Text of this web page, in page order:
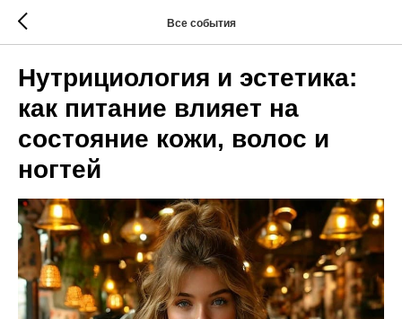
Все события
Нутрициология и эстетика:
как питание влияет на
состояние кожи, волос и
ногтей